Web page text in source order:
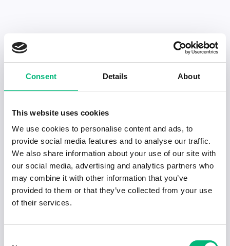
Consent Details About
This website uses cookies
We use cookies to personalise content and ads, to
provide social media features and to analyse our traffic.
We also share information about your use of our site with
our social media, advertising and analytics partners who
may combine it with other information that you’ve
provided to them or that they’ve collected from your use
of their services.
Senaste publiceringarna i Jobbnytt
Visa fler artiklar